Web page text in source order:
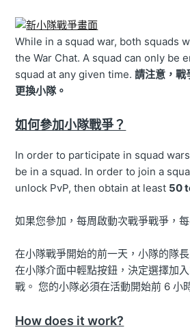
While in a squad war, both squads
the War Chat. A squad can only be
squad at any given time.請注意，戰
更換小隊。
如何參加小隊戰爭？
In order to participate in squad
be in a squad. In order to join a
unlock PvP, then obtain at least 50
如果您參加，每周啟動次戰爭戰爭，
在小隊戰爭開始的前一天，小隊的隊
在小隊介面中輕點按鈕，決定選擇加
戰。 您的小隊必須在活動開始前 6 小
How does it work?